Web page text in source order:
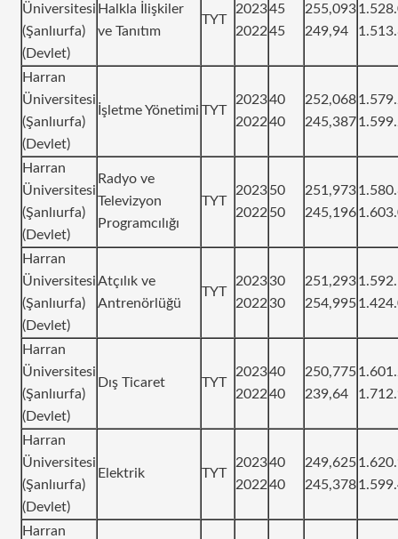
Üniversitesi
(Şanlıurfa)
(Devlet)
Halkla İlişkiler
ve Tanıtım
TYT
2023
2022
45
45
255,093
249,94
Harran
Üniversitesi
(Şanlıurfa)
(Devlet)
İşletme Yönetimi TYT
2023
2022
40
40
252,068
245,387
Harran
Üniversitesi
(Şanlıurfa)
(Devlet)
Radyo ve
Televizyon
Programcılığı
TYT
2023
2022
50
50
251,973
245,196
Harran
Üniversitesi
(Şanlıurfa)
(Devlet)
Atçılık ve
Antrenörlüğü
TYT
2023
2022
30
30
251,293
254,995
Harran
Üniversitesi
(Şanlıurfa)
(Devlet)
Dış Ticaret TYT
2023
2022
40
40
250,775
239,64
Harran
Üniversitesi
(Şanlıurfa)
(Devlet)
Elektrik TYT
2023
2022
40
40
249,625
245,378
Harran